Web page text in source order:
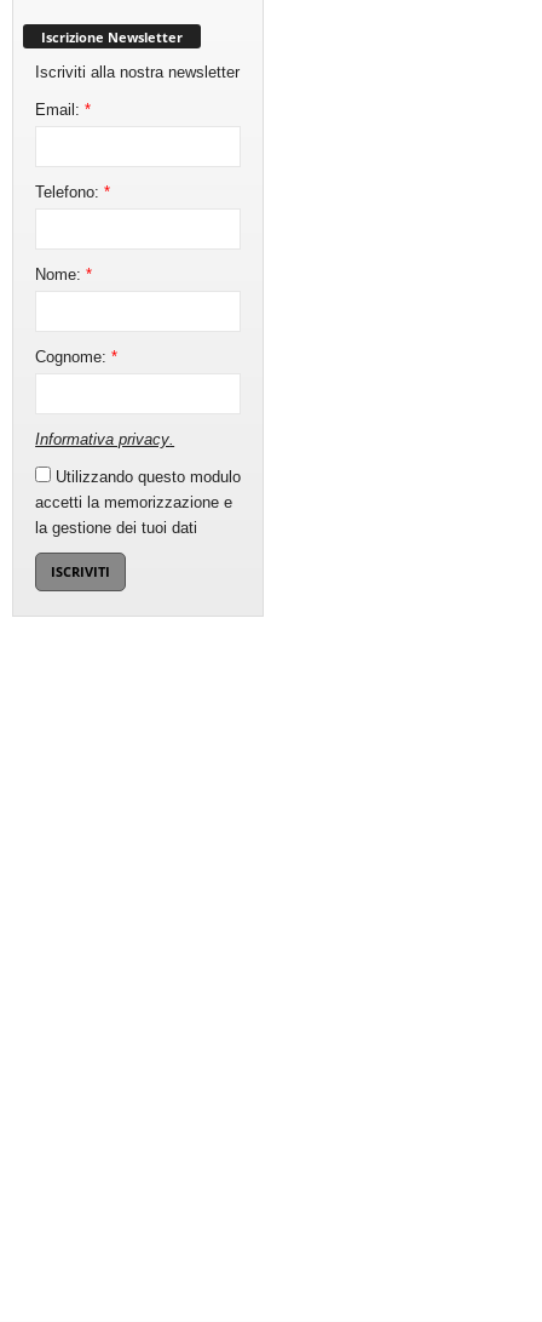
Iscrizione Newsletter
Iscriviti alla nostra newsletter
Email:*
Telefono:*
Nome:*
Cognome:*
Informativa privacy.
Utilizzando questo modulo
accetti la memorizzazione e
la gestione dei tuoi dati